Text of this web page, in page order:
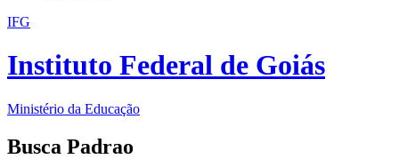
IFG
Instituto Federal de Goiás
Ministério da Educação
Busca Padrao